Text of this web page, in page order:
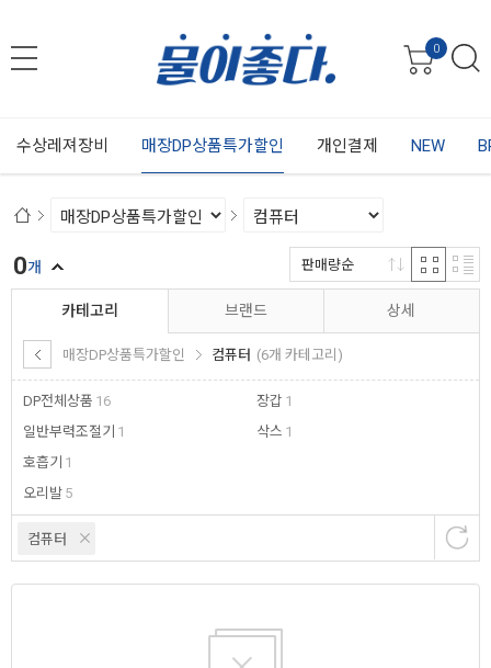
0
수상레져장비 매장DP상품특가할인 개인결제 NEW
카테고리
매장DP상품특가할인 컴퓨터 (6개 카테고리)
DP전체상품 16
일반부력조절기 1
호흡기 1
오리발 5
장갑 1
삭스 1
브랜드 상세
컴퓨터
0개 판매량순